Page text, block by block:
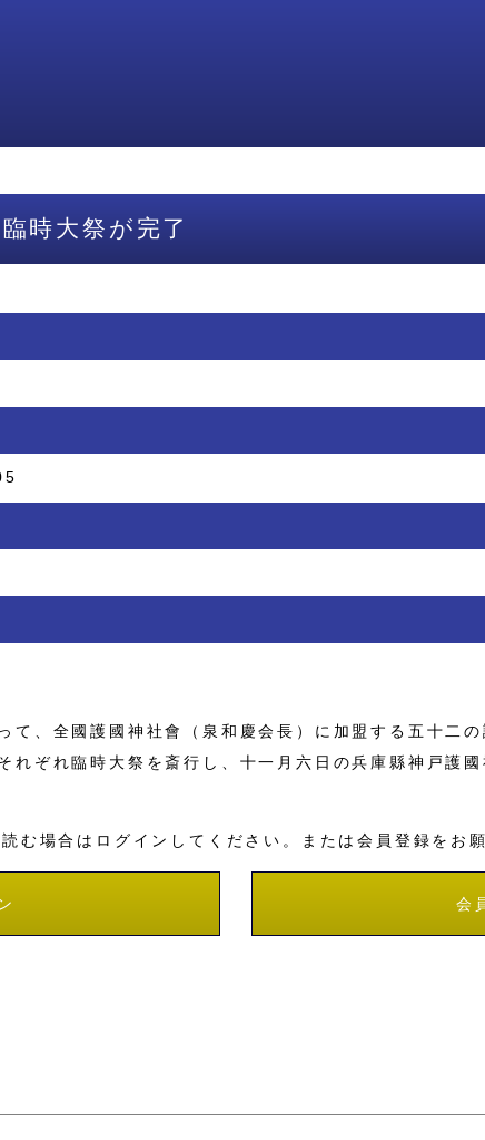
時大祭が完了
、全國護國神社會（泉和慶会長）に加盟する五十二の
れぞれ臨時大祭を斎行し、十一月六日の兵庫縣神戸護
む場合はログインしてください。または会員登録をお
会